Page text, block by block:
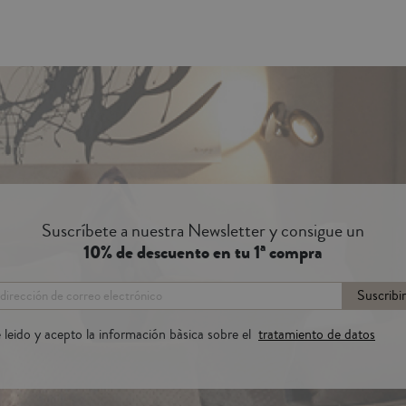
Suscríbete a nuestra Newsletter y consigue un
10% de descuento en tu 1ª compra
y acepto la información bàsica sobre el tratamiento de datos